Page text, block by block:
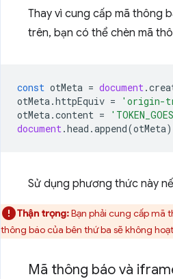
Thay vì cung cấp mã thông
trên, bạn có thể chèn mã
const otMeta = document.
otMeta.httpEquiv = 'origin-
otMeta.content =
document.head .append(otMeta
Sử dụng phương thức này
Thận trọng:Bạn phải cung cấp mã
thông báo của bên thứ ba sẽ không
Mã thông báo và